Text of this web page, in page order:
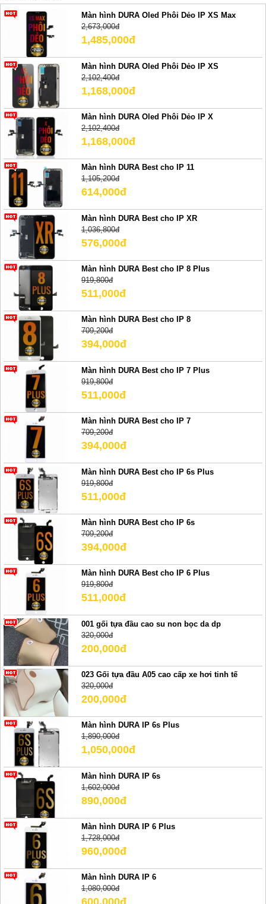
Màn hình DURA Oled Phôi Dẻo IP XS Max
2,673,000đ
1,485,000đ
Màn hình DURA Oled Phôi Dẻo IP XS
2,102,400đ
1,168,000đ
Màn hình DURA Oled Phôi Dẻo IP X
2,102,400đ
1,168,000đ
Màn hình DURA Best cho IP 11
1,105,200đ
614,000đ
Màn hình DURA Best cho IP XR
1,036,800đ
576,000đ
Màn hình DURA Best cho IP 8 Plus
919,800đ
511,000đ
Màn hình DURA Best cho IP 8
709,200đ
394,000đ
Màn hình DURA Best cho IP 7 Plus
919,800đ
511,000đ
Màn hình DURA Best cho IP 7
709,200đ
394,000đ
Màn hình DURA Best cho IP 6s Plus
919,800đ
511,000đ
Màn hình DURA Best cho IP 6s
709,200đ
394,000đ
Màn hình DURA Best cho IP 6 Plus
919,800đ
511,000đ
001 gối tựa đầu cao su non bọc da dp
320,000đ
200,000đ
023 Gối tựa đầu A05 cao cấp xe hơi tinh tế
320,000đ
200,000đ
Màn hình DURA IP 6s Plus
1,890,000đ
1,050,000đ
Màn hình DURA IP 6s
1,602,000đ
890,000đ
Màn hình DURA IP 6 Plus
1,728,000đ
960,000đ
Màn hình DURA IP 6
1,080,000đ